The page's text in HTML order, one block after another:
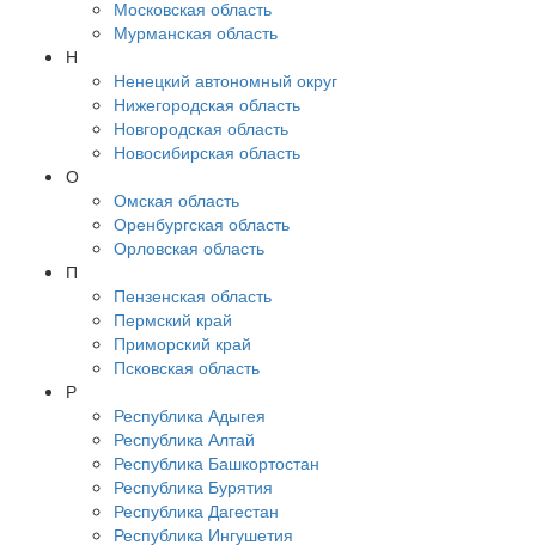
Московская область
Мурманская область
Н
Ненецкий автономный округ
Нижегородская область
Новгородская область
Новосибирская область
О
Омская область
Оренбургская область
Орловская область
П
Пензенская область
Пермский край
Приморский край
Псковская область
Р
Республика Адыгея
Республика Алтай
Республика Башкортостан
Республика Бурятия
Республика Дагестан
Республика Ингушетия